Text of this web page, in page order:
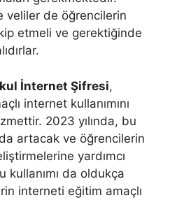
veliler de öğrencilerin
etmeli ve gerektiğinde
İnternet Şifresi,
internet kullanımını
2023 yılında, bu
artacak ve öğrencilerin
yardımcı
kullanımı da oldukça
interneti eğitim amaçlı